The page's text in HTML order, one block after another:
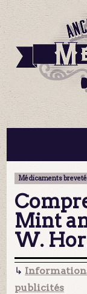
BOUTEILLES
MA
Médicaments
Mint
W.
↳
publicités